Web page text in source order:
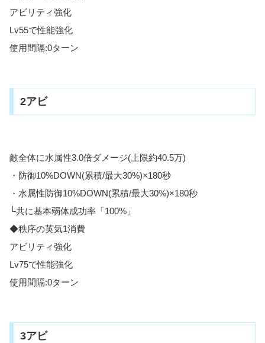
アビリティ強化
Lv55で性能強化
使用間隔:0ターン
2アビ
敵全体に水属性3.0倍ダメージ(上限約40.5万)
・防御10%DOWN(累積/最大30%)×180秒
・水属性防御10%DOWN(累積/最大30%)×180秒
└共に基本弱体成功率「100%」
◆秩序の英気1消費
アビリティ強化
Lv75で性能強化
使用間隔:0ターン
3アビ